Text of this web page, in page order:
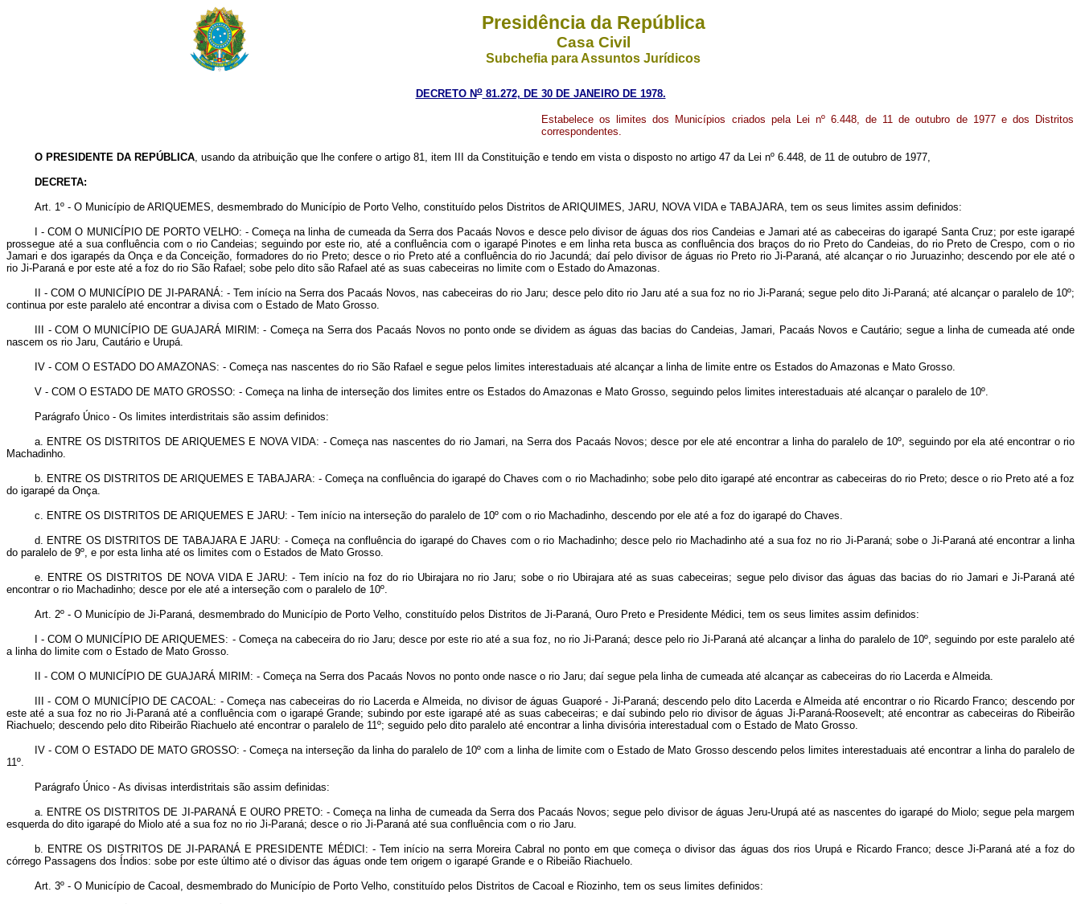
Presidência da República
Casa Civil
Subchefia para Assuntos Jurídicos
DECRETO No81.272, DE 30 DE JANEIRO DE 1978.
Estabelece os limites dos Municípios criados pela Lei nº 6.448, de 11 de outubro de 1977 e dos Distritos
correspondentes.
O PRESIDENTE DA REPÚBLICA, usando da atribuição que lhe confere o artigo 81, item III da Constituição e tendo em vista o disposto no artigo 47 da Lei nº 6.448, de 11 de outubro de 1977,
DECRETA:
Art. 1º - O Município de ARIQUEMES, desmembrado do Município de Porto Velho, constituído pelos Distritos de ARIQUIMES, JARU, NOVA VIDA e TABAJARA, tem os seus limites assim definidos:
I -COM O MUNICÍPIO DE PORTO VELHO: - Começa na linha de cumeada da Serra dos Pacaás Novos e desce pelo divisor de águas dos rios Candeias e Jamari até as cabeceiras do igarapé Santa Cruz; por este igarapé
prossegue até a sua confluência com o rio Candeias; seguindo por este rio, até a confluência com o igarapé Pinotes e em linha reta busca as confluência dos braços do rio Preto do Candeias, do rio Preto de Crespo, com o rio
Jamari e dos igarapés da Onça e da Conceição, formadores do rio Preto; desce o rio Preto até a confluência do rio Jacundá; daí pelo divisor de águas rio Preto rio Ji-Paraná, até alcançar o rio Juruazinho; descendo por ele até o
rio Ji-Paraná e por este até a foz do rio São Rafael; sobe pelo dito são Rafael até as suas cabeceiras no limite com o Estado do Amazonas.
II -COM O MUNICÍPIO DE JI-PARANÁ: - Tem início na Serra dos Pacaás Novos, nas cabeceiras do rio Jaru; desce pelo dito rio Jaru até a sua foz no rio Ji-Paraná; segue pelo dito Ji-Paraná; até alcançar o paralelo de 10º;
continua por este paralelo até encontrar a divisa com o Estado de Mato Grosso.
III -COM O MUNICÍPIO DE GUAJARÁ MIRIM : - Começa na Serra dos Pacaás Novos no ponto onde se dividem as águas das bacias do Candeias, Jamari, Pacaás Novos e Cautário; segue a linha de cumeada até onde
nascem os rio Jaru, Cautário e Urupá.
IV - COM O ESTADO DO AMAZONAS: - Começa nas nascentes do rio São Rafael e segue pelos limites interestaduais até alcançar a linha de limite entre os Estados do Amazonas e Mato Grosso.
V - COM O ESTADO DE MATO GROSSO: - Começa na linha de interseção dos limites entre os Estados do Amazonas e Mato Grosso, seguindo pelos limites interestaduais até alcançar o paralelo de 10º.
Parágrafo Único - Os limites interdistritais são assim definidos:
a. ENTRE OS DISTRITOS DE ARIQUEMES E NOVA VIDA: - Começa nas nascentes do rio Jamari, na Serra dos Pacaás Novos; desce por ele até encontrar a linha do paralelo de 10º, seguindo por ela até encontrar o rio
Machadinho.
b. ENTRE OS DISTRITOS DE ARIQUEMES E TABAJARA: - Começa na confluência do igarapé do Chaves com o rio Machadinho; sobe pelo dito igarapé até encontrar as cabeceiras do rio Preto; desce o rio Preto até a foz
do igarapé da Onça.
c. ENTRE OS DISTRITOS DE ARIQUEMES E JARU: - Tem início na interseção do paralelo de 10º com o rio Machadinho, descendo por ele até a foz do igarapé do Chaves.
d. ENTRE OS DISTRITOS DE TABAJARA E JARU: - Começa na confluência do igarapé do Chaves com o rio Machadinho; desce pelo rio Machadinho até a sua foz no rio Ji-Paraná; sobe o Ji-Paraná até encontrar a linha
do paralelo de 9º, e por esta linha até os limites com o Estados de Mato Grosso.
e. ENTRE OS DISTRITOS DE NOVA VIDA E JARU: - Tem início na foz do rio Ubirajara no rio Jaru; sobe o rio Ubirajara até as suas cabeceiras; segue pelo divisor das águas das bacias do rio Jamari e Ji-Paraná até
encontrar o rio Machadinho; desce por ele até a interseção com o paralelo de 10º.
Art. 2º - O Município de Ji-Paraná, desmembrado do Município de Porto Velho, constituído pelos Distritos de Ji-Paraná, Ouro Preto e Presidente Médici, tem os seus limites assim definidos:
I -COM O MUNICÍPIO DE ARIQUEMES: - Começa na cabeceira do rio Jaru; desce por este rio até a sua foz, no rio Ji-Paraná; desce pelo rio Ji-Paraná até alcançar a linha do paralelo de 10º, seguindo por este paralelo até
a linha do limite com o Estado de Mato Grosso.
II - COM O MUNICÍPIO DE GUAJARÁ MIRIM : - Começa na Serra dos Pacaás Novos no ponto onde nasce o rio Jaru; daí segue pela linha de cumeada até alcançar as cabeceiras do rio Lacerda e Almeida.
III - COM O MUNICÍPIO DE CACOAL: - Começa nas cabeceiras do rio Lacerda e Almeida, no divisor de águas Guaporé - Ji-Paraná; descendo pelo dito Lacerda e Almeida até encontrar o rio Ricardo Franco; descendo por
este até a sua foz no rio Ji-Paraná até a confluência com o igarapé Grande; subindo por este igarapé até as suas cabeceiras; e daí subindo pelo rio divisor de águas Ji-Paraná-Roosevelt; até encontrar as cabeceiras do Ribeirão
Riachuelo; descendo pelo dito Ribeirão Riachuelo até encontrar o paralelo de 11º; seguido pelo dito paralelo até encontrar a linha divisória interestadual com o Estado de Mato Grosso.
IV -COM O ESTADO DE MATO GROSSO: - Começa na interseção da linha do paralelo de 10º com a linha de limite com o Estado de Mato Grosso descendo pelos limites interestaduais até encontrar a linha do paralelo de
11º.
Parágrafo Único - As divisas interdistritais são assim definidas:
a. ENTRE OS DISTRITOS DE JI-PARANÁ E OURO PRETO: - Começa na linha de cumeada da Serra dos Pacaás Novos; segue pelo divisor de águas Jeru-Urupá até as nascentes do igarapé do Miolo; segue pela margem
esquerda do dito igarapé do Miolo até a sua foz no rio Ji-Paraná; desce o rio Ji-Paraná até sua confluência com o rio Jaru.
b. ENTRE OS DISTRITOS DE JI-PARANÁ E PRESIDENTE MÉDICI : - Tem início na serra Moreira Cabral no ponto em que começa o divisor das águas dos rios Urupá e Ricardo Franco; desce Ji-Paraná até a foz do
córrego Passagens dos Índios: sobe por este último até o divisor das águas onde tem origem o igarapé Grande e o Ribeião Riachuelo.
Art. 3º - O Município de Cacoal, desmembrado do Município de Porto Velho, constituído pelos Distritos de Cacoal e Riozinho, tem os seus limites definidos: